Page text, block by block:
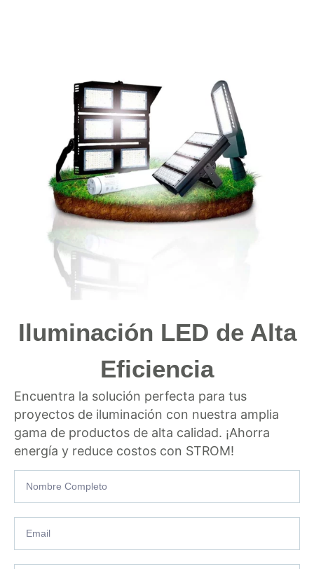
Iluminación LED de Alta
Eficiencia
Encuentra la solución perfecta para tus
proyectos de iluminación con nuestra amplia
gama de productos de alta calidad. ¡Ahorra
energía y reduce costos con STROM!